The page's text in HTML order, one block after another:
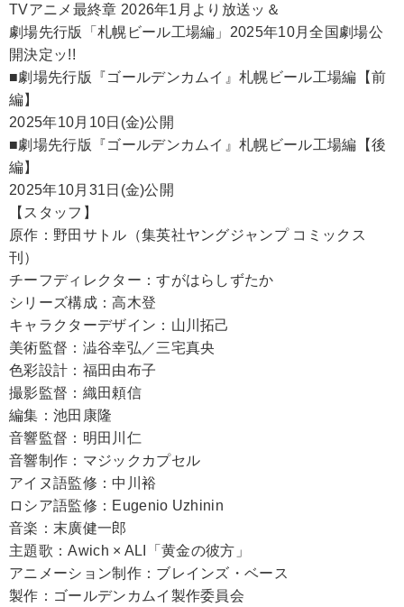
TVアニメ最終章 2026年1月より放送ッ＆
劇場先行版「札幌ビール工場編」2025年10月全国劇場公
開決定ッ!!
■劇場先行版『ゴールデンカムイ』札幌ビール工場編【前
編】
2025年10月10日(金)公開
■劇場先行版『ゴールデンカムイ』札幌ビール工場編【後
編】
2025年10月31日(金)公開
【スタッフ】
原作：野田サトル（集英社ヤングジャンプ コミックス
刊）
チーフディレクター：すがはらしずたか
シリーズ構成：高木登
キャラクターデザイン：山川拓己
美術監督：澁谷幸弘／三宅真央
色彩設計：福田由布子
撮影監督：織田頼信
編集：池田康隆
音響監督：明田川仁
音響制作：マジックカプセル
アイヌ語監修：中川裕
ロシア語監修：Eugenio Uzhinin
音楽：末廣健一郎
主題歌：Awich × ALI「黄金の彼方」
アニメーション制作：ブレインズ・ベース
製作：ゴールデンカムイ製作委員会